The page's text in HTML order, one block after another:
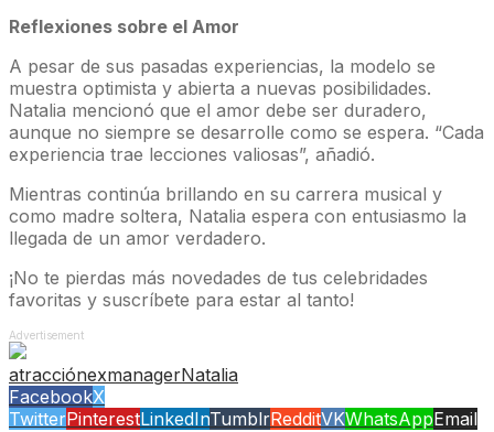
Reflexiones sobre el Amor
A pesar de sus pasadas experiencias, la modelo se
muestra optimista y abierta a nuevas posibilidades.
Natalia mencionó que el amor debe ser duradero,
aunque no siempre se desarrolle como se espera. “Cada
experiencia trae lecciones valiosas”, añadió.
Mientras continúa brillando en su carrera musical y
como madre soltera, Natalia espera con entusiasmo la
llegada de un amor verdadero.
¡No te pierdas más novedades de tus celebridades
favoritas y suscríbete para estar al tanto!
Advertisement
atracciónexmanagerNatalia
FacebookX
TwitterPinterestLinkedInTumblrRedditVKWhatsAppEmail